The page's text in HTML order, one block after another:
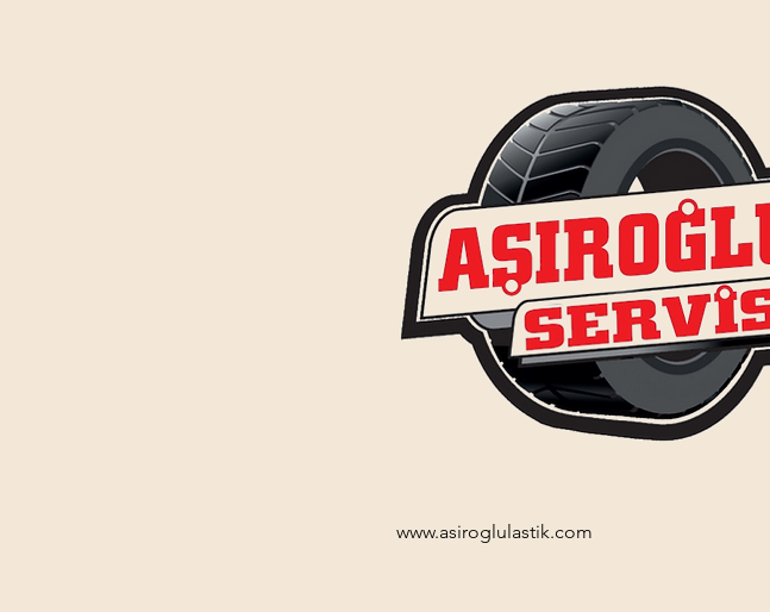
www.asiroglulastik.com